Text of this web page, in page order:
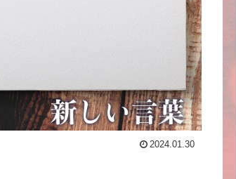
2024.01.30